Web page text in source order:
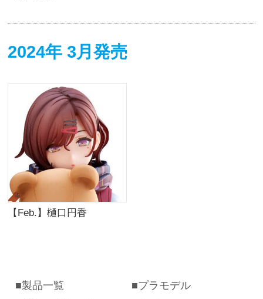
2024年 3月発売
【Feb.】樋口円香
製品一覧
プラモデル